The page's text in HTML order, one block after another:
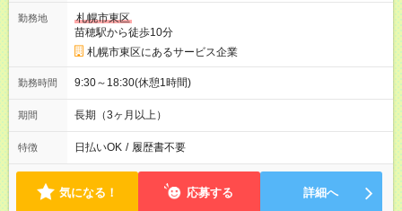
勤務地
札幌市東区
苗穂駅から徒歩10分
札幌市東区にあるサービス企業
勤務時間 9:30～18:30(休憩1時間)
期間 長期（3ヶ月以上）
特徴 日払いOK / 履歴書不要
気になる！ 応募する 詳細へ